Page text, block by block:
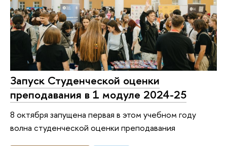
Запуск Студенческой оценки
преподавания в 1 модуле 2024-25
8 октября запущена первая в этом учебном году
волна студенческой оценки преподавания